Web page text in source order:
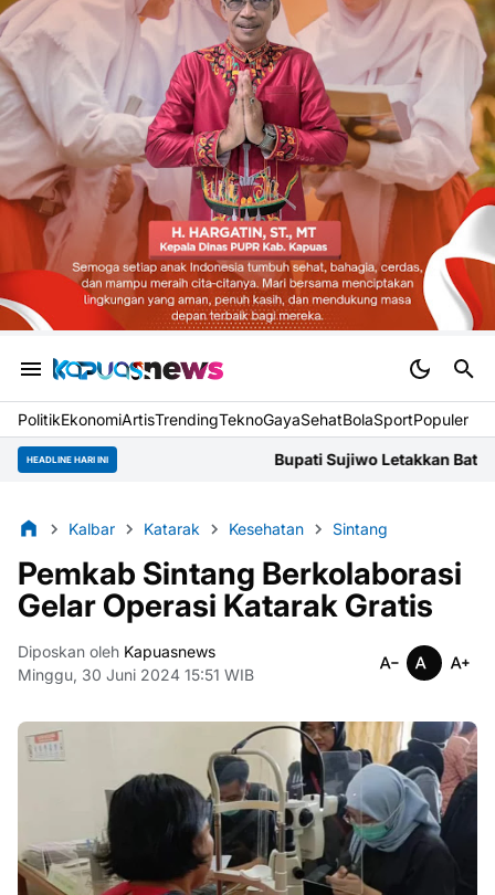
PolitikEkonomiArtisTrendingTeknoGayaSehatBolaSportPopuler
HEADLINE HARI INI Bupati Sujiwo Letakkan Batu Pertama
Kalbar Katarak Kesehatan Sintang
Pemkab Sintang Berkolaborasi
Gelar Operasi Katarak Gratis
Diposkan oleh Kapuasnews
Minggu, 30 Juni 2024 15:51 WIB